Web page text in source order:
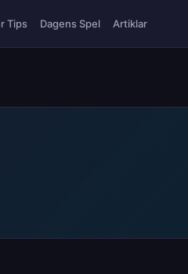
Tips Dagens Spel Artiklar